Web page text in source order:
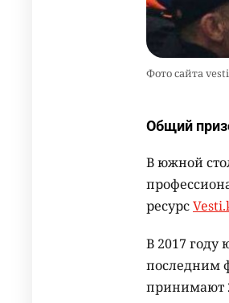
Фото сайта
Общий
В южной
ресурс
В 2017 году
последним
принимают